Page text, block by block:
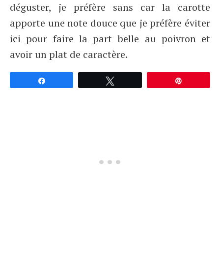
déguster, je préfère sans car la carotte
apporte une note douce que je préfère éviter
ici pour faire la part belle au poivron et
avoir un plat de caractère.